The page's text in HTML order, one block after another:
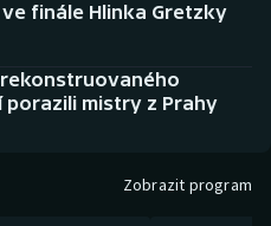
finále Hlinka Gretzky
mistry z Prahy
Zobrazit program